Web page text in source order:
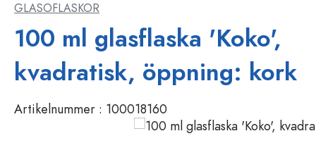
Burkar
Behållare för kosmetika
Flaskor efter märke
Flaskor med patentkork
GLASOFLASKOR
100 ml glasflaska 'Koko',
kvadratisk, öppning: kork
Artikelnummer : 100018160